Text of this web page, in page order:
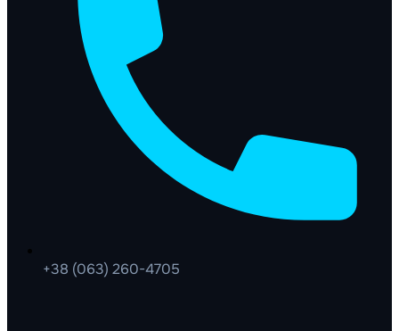
+38 (063) 260-4705